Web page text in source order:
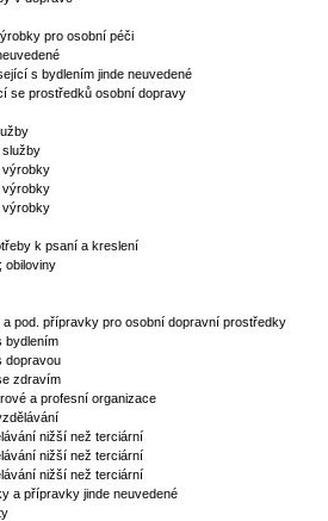
pro osobní péči
s bydlením jinde neuvedené
se prostředků osobní dopravy
výrobky
výrobky
výrobky
k psaní a kreslení
obiloviny
a pod. přípravky pro osobní dopravní prostředky
bydlením
dopravou
zdravím
a profesní organizace
nižší než terciární
nižší než terciární
nižší než terciární
a přípravky jinde neuvedené